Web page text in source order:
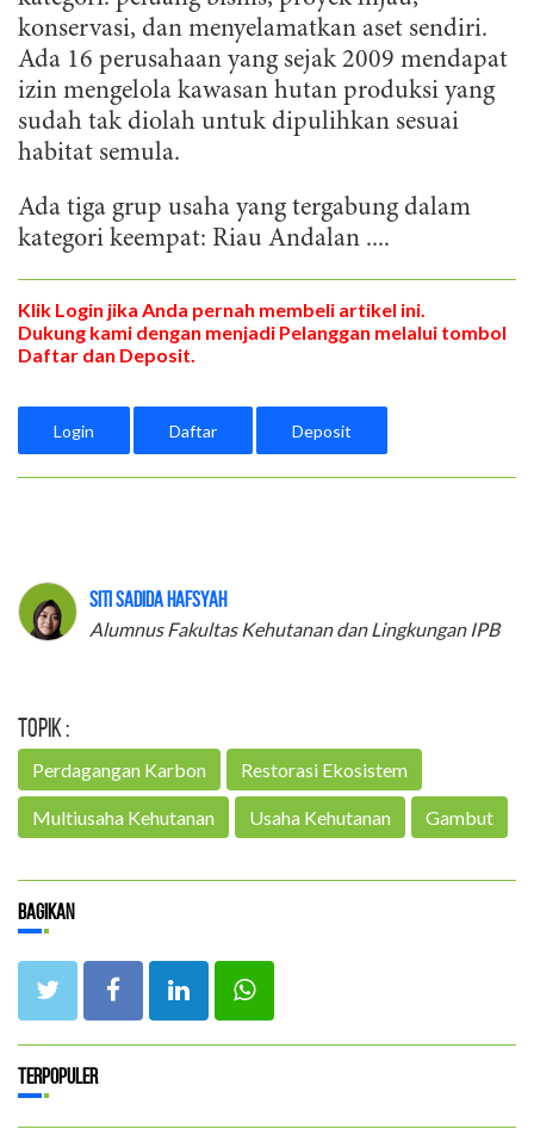
konservasi, dan menyelamatkan aset sendiri.
Ada 16 perusahaan yang sejak 2009 mendapat
izin mengelola kawasan hutan produksi yang
sudah tak diolah untuk dipulihkan sesuai
habitat semula.
Ada tiga grup usaha yang tergabung dalam
kategori keempat: Riau Andalan ....
Klik Login jika Anda pernah membeli artikel ini.
Dukung kami dengan menjadi Pelanggan melalui tombol
Daftar dan Deposit.
Login Daftar Deposit
Siti Sadida Hafsyah
Alumnus Fakultas Kehutanan dan Lingkungan IPB
Topik :
Perdagangan Karbon Restorasi Ekosistem
Multiusaha Kehutanan Usaha Kehutanan Gambut
Bagikan
Terpopuler